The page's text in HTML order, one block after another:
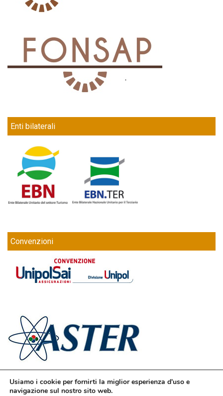
Enti bilaterali
Convenzioni
Usiamo i cookie per fornirti la miglior esperienza d'uso e
navigazione sul nostro sito web.